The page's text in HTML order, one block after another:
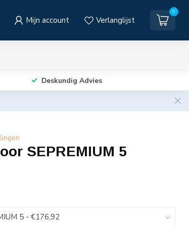
Mijn account Verlanglijst
0
Deskundig Advies
SEPREMIUM 5